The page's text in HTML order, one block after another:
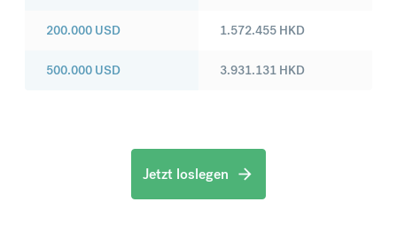
200.000 USD
500.000 USD
1.572.455 HKD
3.931.131 HKD
Jetzt loslegen